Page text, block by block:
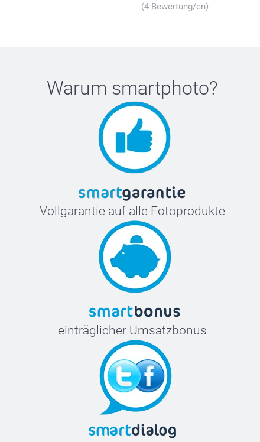
(4 Bewertung/en)
Warum smartphoto?
Vollgarantie auf alle Fotoprodukte
einträglicher Umsatzbonus